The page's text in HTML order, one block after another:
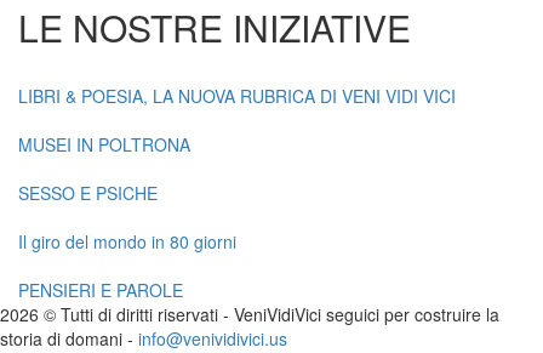
LE NOSTRE INIZIATIVE
LIBRI & POESIA, LA NUOVA RUBRICA DI VENI VIDI VICI
MUSEI IN POLTRONA
SESSO E PSICHE
Il giro del mondo in 80 giorni
PENSIERI E PAROLE
2026 © Tutti di diritti riservati - VeniVidiVici seguici per costruire la
storia di domani - info@venividivici.us